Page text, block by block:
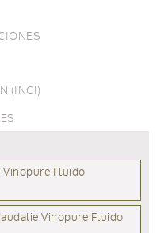
(INCI)
Vinopure Fluido
Vinopure Fluido